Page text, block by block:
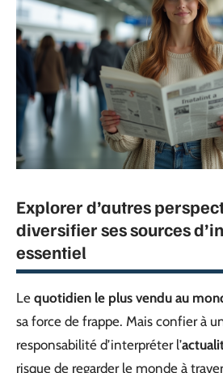
Explorer d’autres
diversifier ses sources
essentiel
Le quotidien le plus vendu au
sa force de frappe. Mais confier à
responsabilité d’interpréter l’
risque de regarder le monde à